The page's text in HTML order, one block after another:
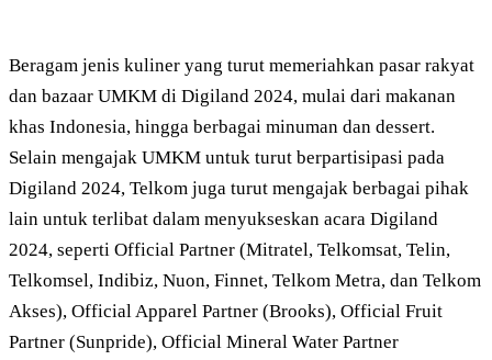
Beragam jenis kuliner yang turut memeriahkan pasar rakyat
dan bazaar UMKM di Digiland 2024, mulai dari makanan
khas Indonesia, hingga berbagai minuman dan dessert.
Selain mengajak UMKM untuk turut berpartisipasi pada
Digiland 2024, Telkom juga turut mengajak berbagai pihak
lain untuk terlibat dalam menyukseskan acara Digiland
2024, seperti Official Partner (Mitratel, Telkomsat, Telin,
Telkomsel, Indibiz, Nuon, Finnet, Telkom Metra, dan Telkom
Akses), Official Apparel Partner (Brooks), Official Fruit
Partner (Sunpride), Official Mineral Water Partner